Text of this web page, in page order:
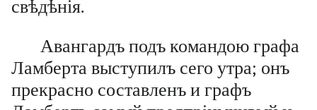
свѣдѣнія.
Авангардъ подъ командою графа
Ламберта выступилъ сего утра; онъ
прекрасно составленъ и графъ